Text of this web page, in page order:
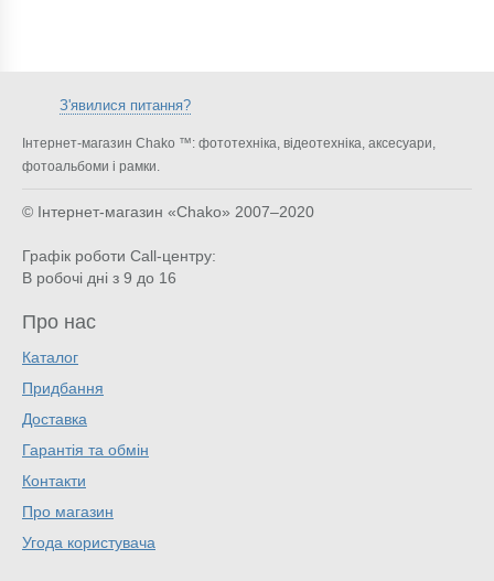
З'явилися питання?
Інтернет-магазин Chako ™: фототехніка, відеотехніка, аксесуари,
фотоальбоми і рамки.
© Інтернет-магазин «Chako» 2007–2020
Графік роботи Call-центру:
В робочі дні з 9 до 16
Про нас
Каталог
Придбання
Доставка
Гарантія та обмін
Контакти
Про магазин
Угода користувача